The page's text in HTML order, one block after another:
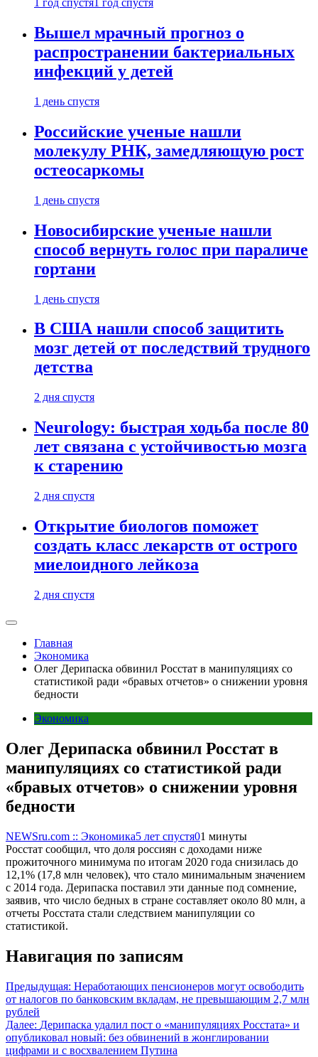
1 год спустя 1 год спустя
Вышел мрачный прогноз о
распространении бактериальных
инфекций у детей
1 день спустя
Российские ученые нашли
молекулу РНК, замедляющую рост
остеосаркомы
1 день спустя
Новосибирские ученые нашли
способ вернуть голос при параличе
гортани
1 день спустя
В США нашли способ защитить
мозг детей от последствий трудного
детства
2 дня спустя
Neurology: быстрая ходьба после 80
лет связана с устойчивостью мозга
к старению
2 дня спустя
Открытие биологов поможет
создать класс лекарств от острого
миелоидного лейкоза
2 дня спустя
Главная
Экономика
Олег Дерипаска обвинил Росстат в манипуляциях со
статистикой ради «бравых отчетов» о снижении уровня
бедности
Экономика
Олег Дерипаска обвинил Росстат в
манипуляциях со статистикой ради
«бравых отчетов» о снижении уровня
бедности
NEWSru.com :: Экономика5 лет спустя01 минуты
Росстат сообщил, что доля россиян с доходами ниже
прожиточного минимума по итогам 2020 года снизилась до
12,1% (17,8 млн человек), что стало минимальным значением
с 2014 года. Дерипаска поставил эти данные под сомнение,
заявив, что число бедных в стране составляет около 80 млн, а
отчеты Росстата стали следствием манипуляции со
статистикой.
Навигация по записям
Предыдущая: Неработающих пенсионеров могут освободить
от налогов по банковским вкладам, не превышающим 2,7 млн
рублей
Далее: Дерипаска удалил пост о «манипуляциях Росстата» и
опубликовал новый: без обвинений в жонглировании
цифрами и с восхвалением Путина